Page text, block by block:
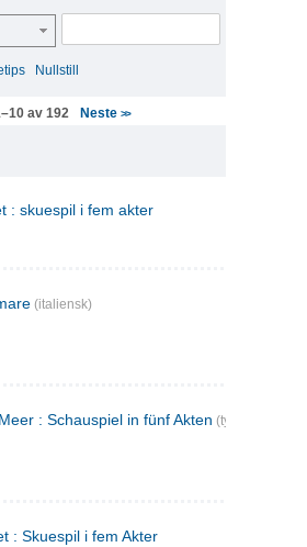
Nullstill
av 192 Neste >>
: skuespil i fem akter
(italiensk)
: Schauspiel in fünf Akten (tysk)
: Skuespil i fem Akter